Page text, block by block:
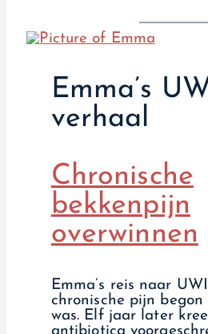
Emma’s
verhaal
Chronische
bekkenpijn
overwinnen
Emma’s reis naar
chronische pijn begon
was. Elf jaar later